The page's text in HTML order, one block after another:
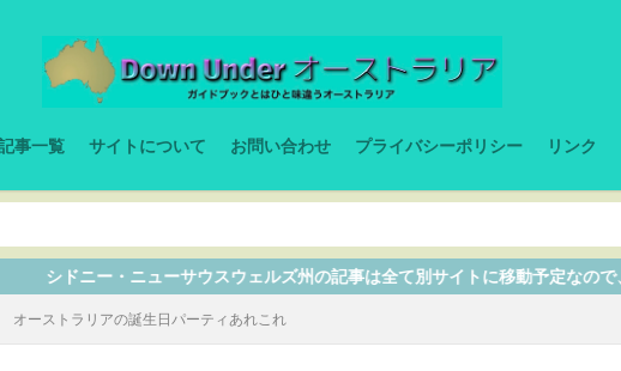
事一覧 サイトについて お問い合わせ プライバシーポリシー リンク
スウェルズ州の記事は全て別サイトに移動予定なので、ここから入ってください。
オーストラリアの誕生日パーティあれこれ